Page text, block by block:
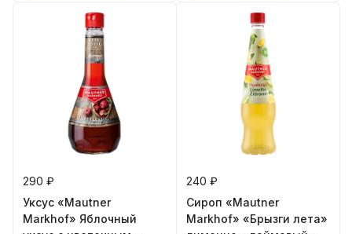
290 ₽
Уксус «Mautner
Markhof» Яблочный
240 ₽
Сироп «Mautner
Markhof» «Брызги лета»